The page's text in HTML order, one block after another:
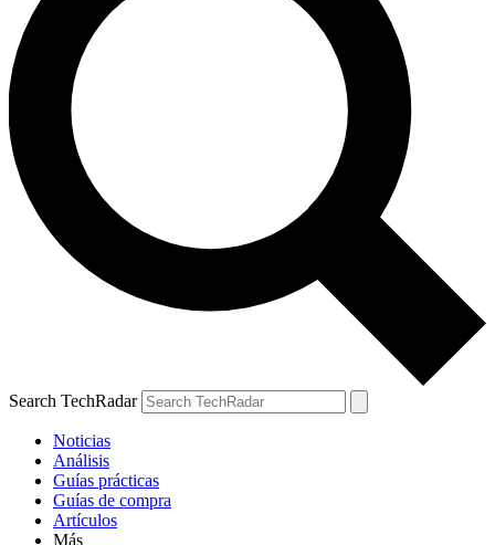
Search TechRadar
Noticias
Análisis
Guías prácticas
Guías de compra
Artículos
Más